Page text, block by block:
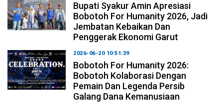
Bupati Syakur Amin Apresiasi
Bobotoh For Humanity 2026, Jadi
Jembatan Kebaikan Dan
Penggerak Ekonomi Garut
2026-06-20 10:51:39
Bobotoh For Humanity 2026:
Bobotoh Kolaborasi Dengan
Pemain Dan Legenda Persib
Galang Dana Kemanusiaan